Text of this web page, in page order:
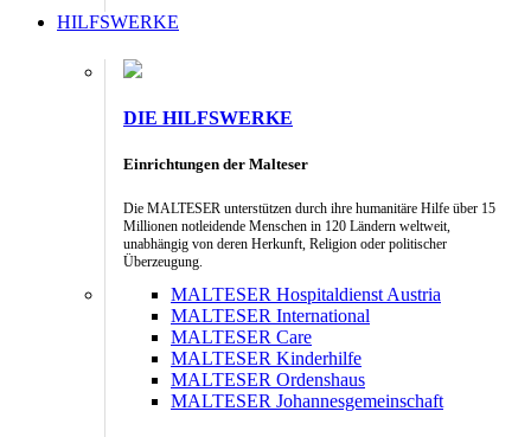
HILFSWERKE
DIE HILFSWERKE
Einrichtungen der Malteser
Die MALTESER unterstützen durch ihre humanitäre Hilfe über 15
Millionen notleidende Menschen in 120 Ländern weltweit,
unabhängig von deren Herkunft, Religion oder politischer
Überzeugung.
MALTESER Hospitaldienst Austria
MALTESER International
MALTESER Care
MALTESER Kinderhilfe
MALTESER Ordenshaus
MALTESER Johannesgemeinschaft